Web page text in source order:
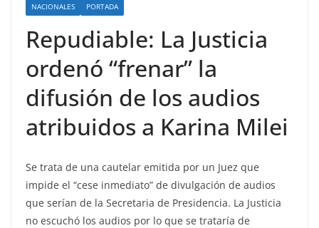
NACIONALES PORTADA
Repudiable: La Justicia
ordenó “frenar” la
difusión de los audios
atribuidos a Karina Milei
Se trata de una cautelar emitida por un Juez que
impide el “cese inmediato” de divulgación de audios
que serían de la Secretaria de Presidencia. La Justicia
no escuchó los audios por lo que se trataría de